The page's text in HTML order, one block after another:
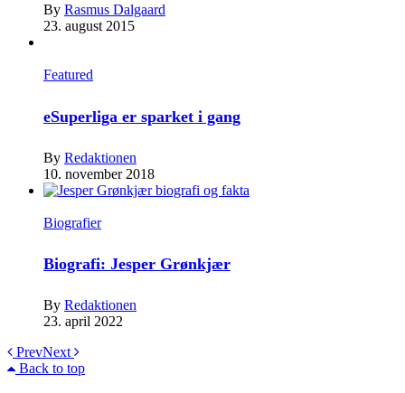
By Rasmus Dalgaard
23. august 2015
Featured
eSuperliga er sparket i gang
By Redaktionen
10. november 2018
Biografier
Biografi: Jesper Grønkjær
By Redaktionen
23. april 2022
PrevNext
Back to top